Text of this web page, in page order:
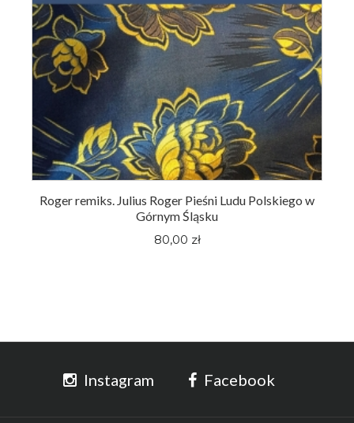
Roger remiks. Julius Roger Pieśni Ludu Polskiego w
Górnym Śląsku
80,00 zł
Instagram Facebook